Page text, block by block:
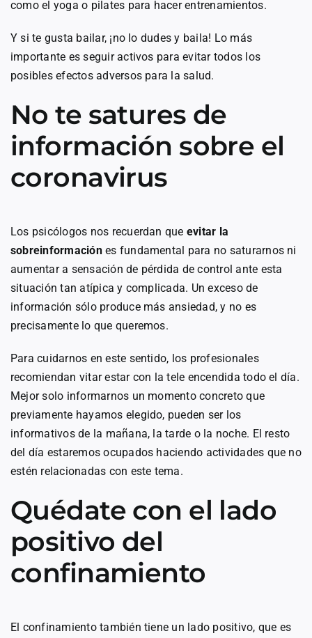
como el yoga o pilates para hacer entrenamientos.
Y si te gusta bailar, ¡no lo dudes y baila! Lo más
importante es seguir activos para evitar todos los
posibles efectos adversos para la salud.
No te satures de
información sobre el
coronavirus
Los psicólogos nos recuerdan que evitar la
sobreinformaciónes fundamental para no saturarnos ni
aumentar a sensación de pérdida de control ante esta
situación tan atípica y complicada. Un exceso de
información sólo produce más ansiedad, y no es
precisamente lo que queremos.
Para cuidarnos en este sentido, los profesionales
recomiendan vitar estar con la tele encendida todo el día.
Mejor solo informarnos un momento concreto que
previamente hayamos elegido, pueden ser los
informativos de la mañana, la tarde o la noche. El resto
del día estaremos ocupados haciendo actividades que no
estén relacionadas con este tema.
Quédate con el lado
positivo del
confinamiento
El confinamiento también tiene un lado positivo, que es